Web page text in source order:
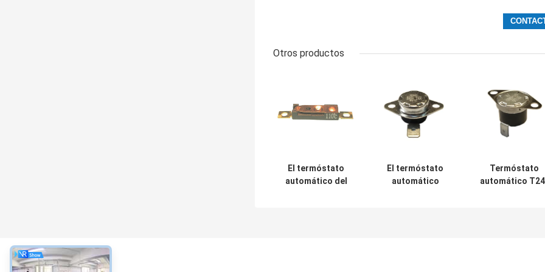
Otros productos
El termóstato
automático del
El termóstato
automático
Termóstato
automático